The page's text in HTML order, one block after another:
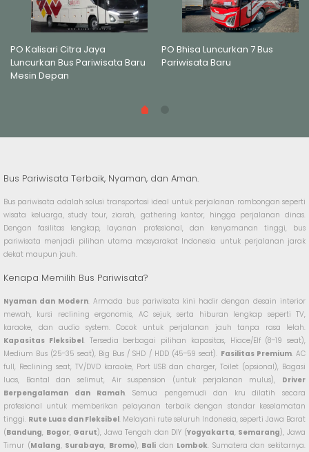
PO Kalisari Citra Jaya
Luncurkan Bus Pariwisata Baru
Mesin Depan
PO Bhisa Luncurkan 7 Bus
Pariwisata Baru
Bus Pariwisata Terbaik, Nyaman, dan Aman.
Bus pariwisata adalah solusi transportasi ideal untuk perjalanan rombongan seperti
wisata keluarga, study tour, ziarah, gathering kantor, hingga perjalanan dinas.
Dengan fasilitas lengkap, layanan profesional, dan kenyamanan tinggi, bus
pariwisata menjadi pilihan utama masyarakat Indonesia untuk perjalanan jarak
dekat maupun jauh.
Kenapa Memilih Bus Pariwisata?
Nyaman dan Modern. Armada bus pariwisata kini hadir dengan desain interior
mewah, kursi reclining ergonomis, AC sejuk, serta hiburan lengkap seperti TV,
karaoke, dan audio system. Cocok untuk perjalanan jauh tanpa rasa lelah.
Kapasitas Fleksibel. Tersedia berbagai pilihan kapasitas, Hiace/Elf (8–19 seat),
Medium Bus (25–35 seat), Big Bus / SHD / HDD (45–59 seat). Fasilitas Premium. AC
full, Reclining seat, TV/DVD karaoke, Port USB dan charger, Toilet (opsional), Bagasi
luas, Bantal dan selimut, Air suspension (untuk perjalanan mulus), Driver
Berpengalaman dan Ramah. Semua pengemudi dan kru dilatih secara
profesional untuk memberikan pelayanan terbaik dengan standar keselamatan
tinggi. Rute Luas dan Fleksibel. Melayani rute seluruh Indonesia, seperti Jawa Barat
(Bandung, Bogor, Garut), Jawa Tengah dan DIY (Yogyakarta, Semarang), Jawa
Timur (Malang, Surabaya, Bromo), Bali dan Lombok. Sumatera dan sekitarnya.